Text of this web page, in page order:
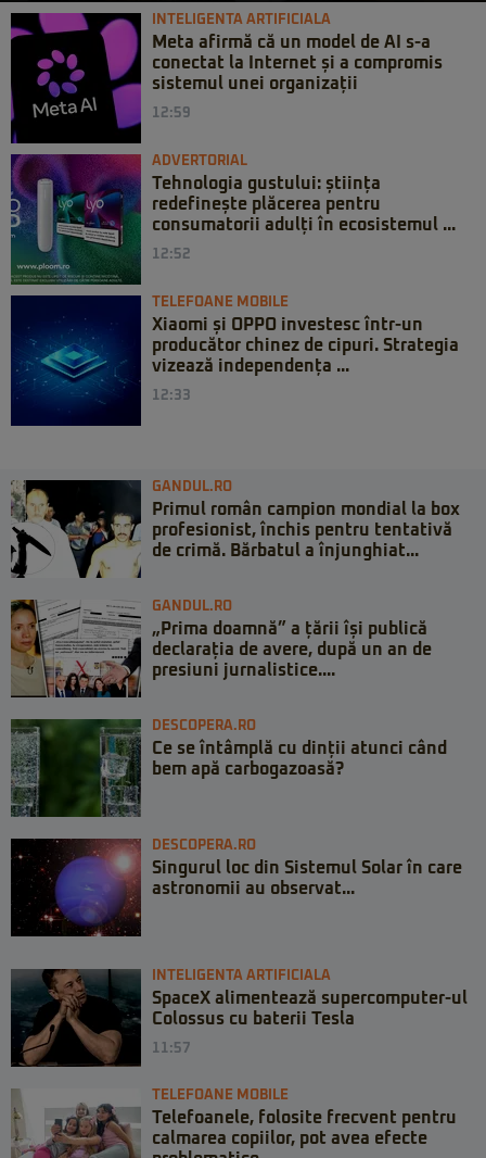
INTELIGENTA ARTIFICIALA
Meta afirmă că un model de AI s-a
conectat la Internet și a compromis
sistemul unei organizații
12:59
ADVERTORIAL
Tehnologia gustului: știința
redefinește plăcerea pentru
consumatorii adulți în ecosistemul ...
12:52
TELEFOANE MOBILE
Xiaomi și OPPO investesc într-un
producător chinez de cipuri. Strategia
vizează independența ...
12:33
GANDUL.RO
Primul român campion mondial la box
profesionist, închis pentru tentativă
de crimă. Bărbatul a înjunghiat...
GANDUL.RO
„Prima doamnă” a țării își publică
declarația de avere, după un an de
presiuni jurnalistice....
DESCOPERA.RO
Ce se întâmplă cu dinții atunci când
bem apă carbogazoasă?
DESCOPERA.RO
Singurul loc din Sistemul Solar în care
astronomii au observat...
INTELIGENTA ARTIFICIALA
SpaceX alimentează supercomputer-ul
Colossus cu baterii Tesla
11:57
TELEFOANE MOBILE
Telefoanele, folosite frecvent pentru
calmarea copiilor, pot avea efecte